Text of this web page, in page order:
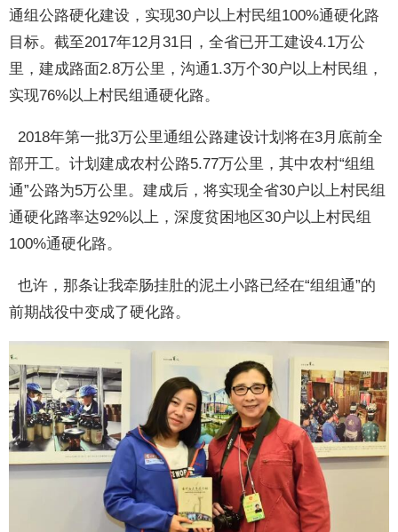
通组公路硬化建设，实现30户以上村民组100%通硬化路
目标。截至2017年12月31日，全省已开工建设4.1万公
里，建成路面2.8万公里，沟通1.3万个30户以上村民组，
实现76%以上村民组通硬化路。
2018年第一批3万公里通组公路建设计划将在3月底前全
部开工。计划建成农村公路5.77万公里，其中农村“组组
通”公路为5万公里。建成后，将实现全省30户以上村民组
通硬化路率达92%以上，深度贫困地区30户以上村民组
100%通硬化路。
也许，那条让我牵肠挂肚的泥土小路已经在“组组通”的
前期战役中变成了硬化路。